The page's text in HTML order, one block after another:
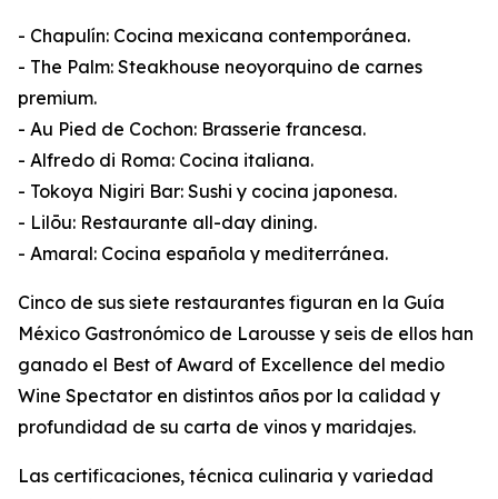
- Chapulín: Cocina mexicana contemporánea.
- The Palm: Steakhouse neoyorquino de carnes
premium.
- Au Pied de Cochon: Brasserie francesa.
- Alfredo di Roma: Cocina italiana.
- Tokoya Nigiri Bar: Sushi y cocina japonesa.
- Lilōu: Restaurante all-day dining.
- Amaral: Cocina española y mediterránea.
Cinco de sus siete restaurantes figuran en la Guía
México Gastronómico de Larousse y seis de ellos han
ganado el Best of Award of Excellence del medio
Wine Spectator en distintos años por la calidad y
profundidad de su carta de vinos y maridajes.
Las certificaciones, técnica culinaria y variedad